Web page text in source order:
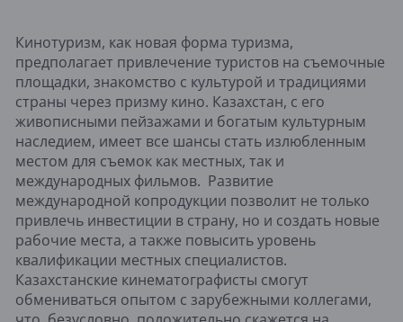
Кинотуризм, как новая форма туризма,
предполагает привлечение туристов на съемочные
площадки, знакомство с культурой и традициями
страны через призму кино. Казахстан, с его
живописными пейзажами и богатым культурным
наследием, имеет все шансы стать излюбленным
местом для съемок как местных, так и
международных фильмов. Развитие
международной копродукции позволит не только
привлечь инвестиции в страну, но и создать новые
рабочие места, а также повысить уровень
квалификации местных специалистов.
Казахстанские кинематографисты смогут
обмениваться опытом с зарубежными коллегами,